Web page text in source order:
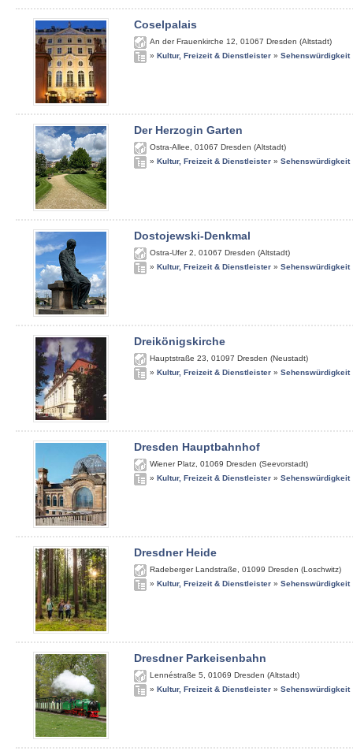
Coselpalais
An der Frauenkirche 12 01067 Dresden (Altstadt)
» Kultur, Freizeit & Dienstleister » Sehenswürdigkeit
Der Herzogin Garten
Ostra-Allee 01067 Dresden (Altstadt)
» Kultur, Freizeit & Dienstleister » Sehenswürdigkeit
Dostojewski-Denkmal
Ostra-Ufer 2 01067 Dresden (Altstadt)
» Kultur, Freizeit & Dienstleister » Sehenswürdigkeit
Dreikönigskirche
Hauptstraße 23 01097 Dresden (Neustadt)
» Kultur, Freizeit & Dienstleister » Sehenswürdigkeit
Dresden Hauptbahnhof
Wiener Platz 01069 Dresden (Seevorstadt)
» Kultur, Freizeit & Dienstleister » Sehenswürdigkeit
Dresdner Heide
Radeberger Landstraße 01099 Dresden (Loschwitz)
» Kultur, Freizeit & Dienstleister » Sehenswürdigkeit
Dresdner Parkeisenbahn
Lennéstraße 5 01069 Dresden (Altstadt)
» Kultur, Freizeit & Dienstleister » Sehenswürdigkeit